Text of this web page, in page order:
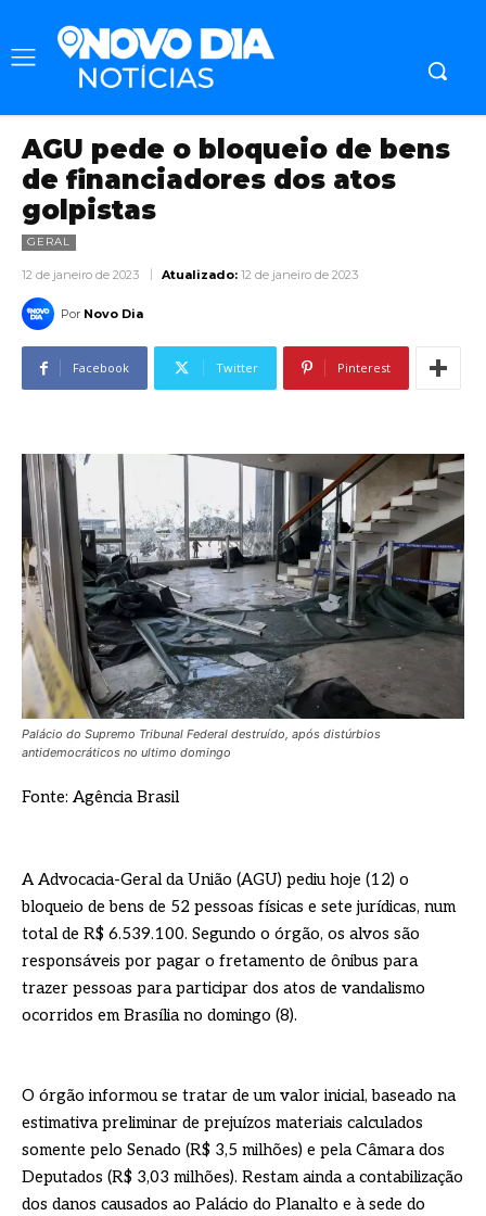
AGU pede o bloqueio de bens
de financiadores dos atos
golpistas
GERAL
12 de janeiro de 2023 Atualizado: 12 de janeiro de 2023
Por Novo Dia
Facebook Twitter Pinterest
Palácio do Supremo Tribunal Federal destruído, após distúrbios
antidemocráticos no ultimo domingo
Fonte: Agência Brasil
A Advocacia-Geral da União (AGU) pediu hoje (12) o
bloqueio de bens de 52 pessoas físicas e sete jurídicas, num
total de R$ 6.539.100. Segundo o órgão, os alvos são
responsáveis por pagar o fretamento de ônibus para
trazer pessoas para participar dos atos de vandalismo
ocorridos em Brasília no domingo (8).
O órgão informou se tratar de um valor inicial, baseado na
estimativa preliminar de prejuízos materiais calculados
somente pelo Senado (R$ 3,5 milhões) e pela Câmara dos
Deputados (R$ 3,03 milhões). Restam ainda a contabilização
dos danos causados ao Palácio do Planalto e à sede do